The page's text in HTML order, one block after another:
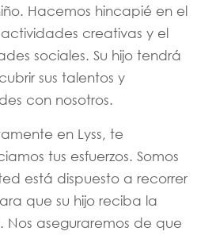
Hacemos hincapié en el
creativas y el
sociales. Su hijo tendrá
sus talentos y
con nosotros.
en Lyss, te
tus esfuerzos. Somos
está dispuesto a recorrer
que su hijo reciba la
Nos aseguraremos de que